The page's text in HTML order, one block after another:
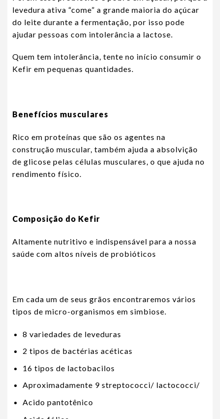
levedura ativa “come” a grande maioria do açúcar
do leite durante a fermentação, por isso pode
ajudar pessoas com intolerância a lactose.
Quem tem intolerância, tente no início consumir o
Kefir em pequenas quantidades.
Benefícios musculares
Rico em proteínas que são os agentes na
construção muscular, também ajuda a absolvição
de glicose pelas células musculares, o que ajuda no
rendimento físico.
Composição do Kefir
Altamente nutritivo e indispensável para a nossa
saúde com altos níveis de probióticos
Em cada um de seus grãos encontraremos vários
tipos de micro-organismos em simbiose.
8 variedades de leveduras
2 tipos de bactérias acéticas
16 tipos de lactobacilos
Aproximadamente 9 streptococci/ lactococci/
Acido pantotênico